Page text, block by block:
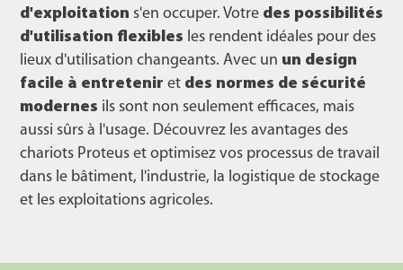
d'exploitation s'en occuper. Votre des possibilités
d'utilisation flexibles les rendent idéales pour des
lieux d'utilisation changeants. Avec un un design
facile à entretenir et des normes de sécurité
modernes ils sont non seulement efficaces, mais
aussi sûrs à l'usage. Découvrez les avantages des
chariots Proteus et optimisez vos processus de travail
dans le bâtiment, l'industrie, la logistique de stockage
et les exploitations agricoles.